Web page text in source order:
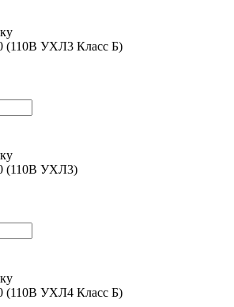
(110В УХЛ3 Класс Б)
(110В УХЛ3)
(110В УХЛ4 Класс Б)